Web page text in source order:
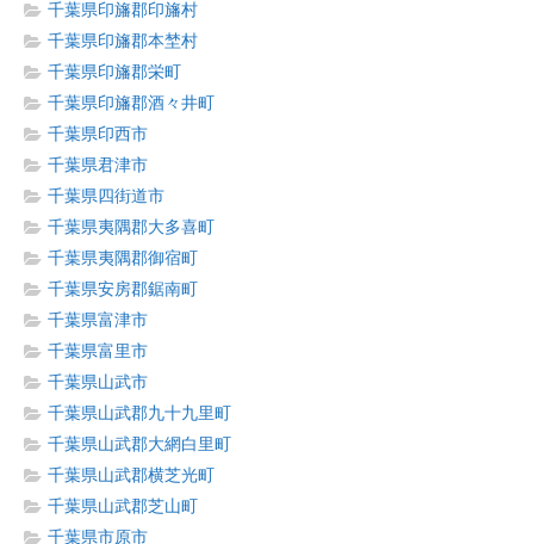
千葉県印旛郡印旛村
千葉県印旛郡本埜村
千葉県印旛郡栄町
千葉県印旛郡酒々井町
千葉県印西市
千葉県君津市
千葉県四街道市
千葉県夷隅郡大多喜町
千葉県夷隅郡御宿町
千葉県安房郡鋸南町
千葉県富津市
千葉県富里市
千葉県山武市
千葉県山武郡九十九里町
千葉県山武郡大網白里町
千葉県山武郡横芝光町
千葉県山武郡芝山町
千葉県市原市